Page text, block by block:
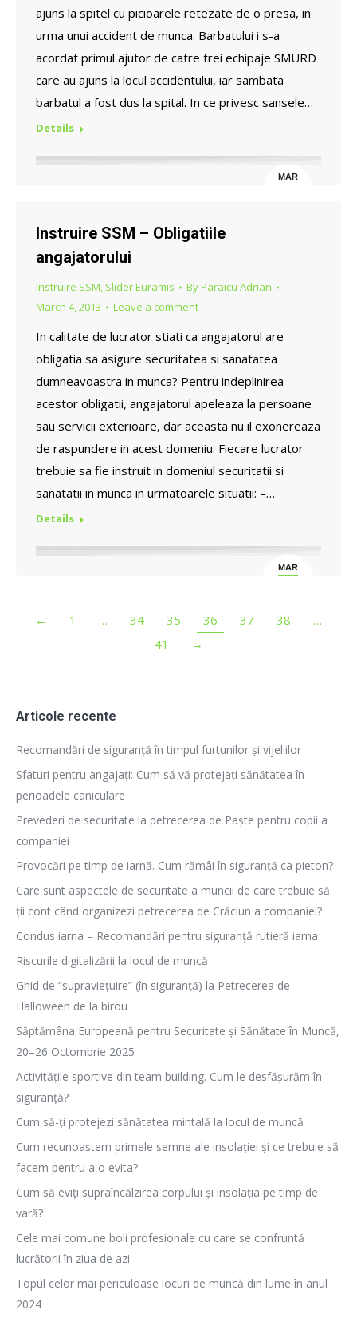
ajuns la spitel cu picioarele retezate de o presa, in
urma unui accident de munca. Barbatului i s-a
acordat primul ajutor de catre trei echipaje SMURD
care au ajuns la locul accidentului, iar sambata
barbatul a fost dus la spital. In ce privesc sansele…
Details
MAR
Instruire SSM – Obligatiile
angajatorului
Instruire SSM, Slider Euramis ByParaicu Adrian
March 4, 2013
Leave a comment
In calitate de lucrator stiati ca angajatorul are
obligatia sa asigure securitatea si sanatatea
dumneavoastra in munca? Pentru indeplinirea
acestor obligatii, angajatorul apeleaza la persoane
sau servicii exterioare, dar aceasta nu il exonereaza
de raspundere in acest domeniu. Fiecare lucrator
trebuie sa fie instruit in domeniul securitatii si
sanatatii in munca in urmatoarele situatii: –…
Details
MAR
← 1 … 34 35 36 37 38
…
41
→
Articole recente
Recomandări de siguranță în timpul furtunilor și vijeliilor
Sfaturi pentru angajați: Cum să vă protejați sănătatea în
perioadele caniculare
Prevederi de securitate la petrecerea de Paște pentru copii a
companiei
Provocări pe timp de iarnă. Cum rămâi în siguranță ca pieton?
Care sunt aspectele de securitate a muncii de care trebuie să
ții cont când organizezi petrecerea de Crăciun a companiei?
Condus iarna – Recomandări pentru siguranță rutieră iarna
Riscurile digitalizării la locul de muncă
Ghid de “supraviețuire” (în siguranță) la Petrecerea de
Halloween de la birou
Săptămâna Europeană pentru Securitate și Sănătate în Muncă,
20–26 Octombrie 2025
Activitățile sportive din team building. Cum le desfășurăm în
siguranță?
Cum să-ți protejezi sănătatea mintală la locul de muncă
Cum recunoaștem primele semne ale insolației și ce trebuie să
facem pentru a o evita?
Cum să eviți supraîncălzirea corpului și insolația pe timp de
vară?
Cele mai comune boli profesionale cu care se confruntă
lucrătorii în ziua de azi
Topul celor mai periculoase locuri de muncă din lume în anul
2024